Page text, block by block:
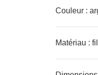
Couleur :
Matériau :